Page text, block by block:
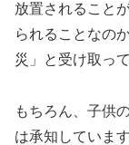
放置されること
られることなの
災」と受け取っ
もちろん、子供
は承知していま